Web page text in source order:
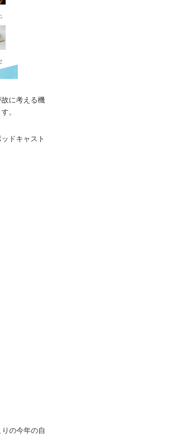
に考える機
。
ドキャスト
の今年の自